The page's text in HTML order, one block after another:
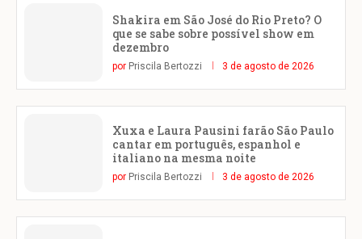
Shakira em São José do Rio Preto? O
que se sabe sobre possível show em
dezembro
por Priscila Bertozzi 3 de agosto de 2026
Xuxa e Laura Pausini farão São Paulo
cantar em português, espanhol e
italiano na mesma noite
por Priscila Bertozzi 3 de agosto de 2026